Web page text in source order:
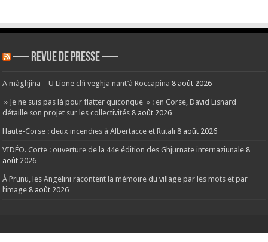
—- REVUE DE PRESSE —-
A màghjina – U Lione chì veghja nant’à Roccapina 8 août 2026
» Je ne suis pas là pour flatter quiconque » : en Corse, David Lisnard
détaille son projet sur les collectivités 8 août 2026
Haute-Corse : deux incendies à Albertacce et Rutali 8 août 2026
VIDÉO. Corte : ouverture de la 44e édition des Ghjurnate internaziunale 8
août 2026
À Prunu, les Angelini racontent la mémoire du village par les mots et par
l’image 8 août 2026